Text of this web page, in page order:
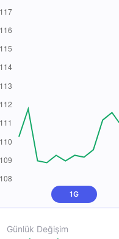
1G
Günlük Değişim